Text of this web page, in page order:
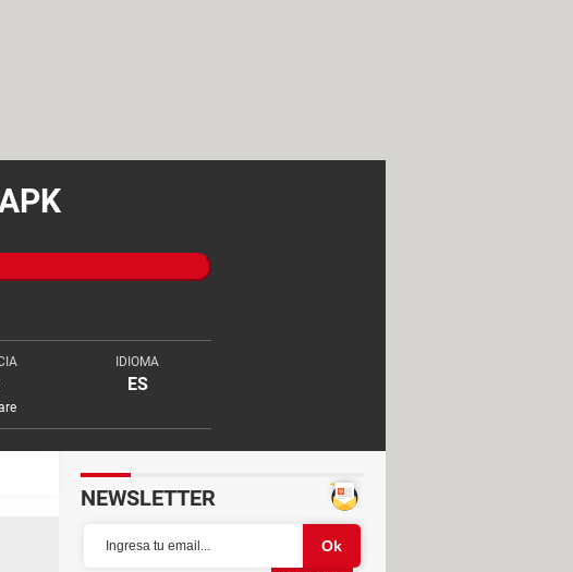
IDIOMA
ES
Partager
NEWSLETTER